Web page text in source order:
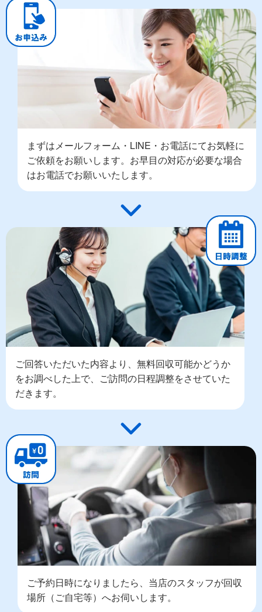
まずはメールフォーム・LINE・お電話にてお気軽に
ご依頼をお願いします。お早目の対応が必要な場合
はお電話でお願いいたします。
ご回答いただいた内容より、無料回収可能かどうか
をお調べした上で、ご訪問の日程調整をさせていた
だきます。
ご予約日時になりましたら、当店のスタッフが回収
場所（ご自宅等）へお伺いします。